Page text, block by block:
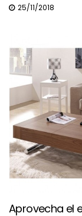
25/11/2018
Aprovecha el